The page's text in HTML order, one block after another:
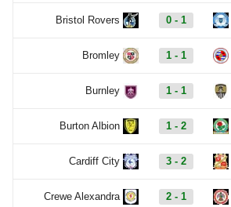
Bristol Rovers 0 - 1
Bromley 1 - 1
Burnley 1 - 1
Burton Albion 1 - 2
Cardiff City 3 - 2
Crewe Alexandra 2 - 1